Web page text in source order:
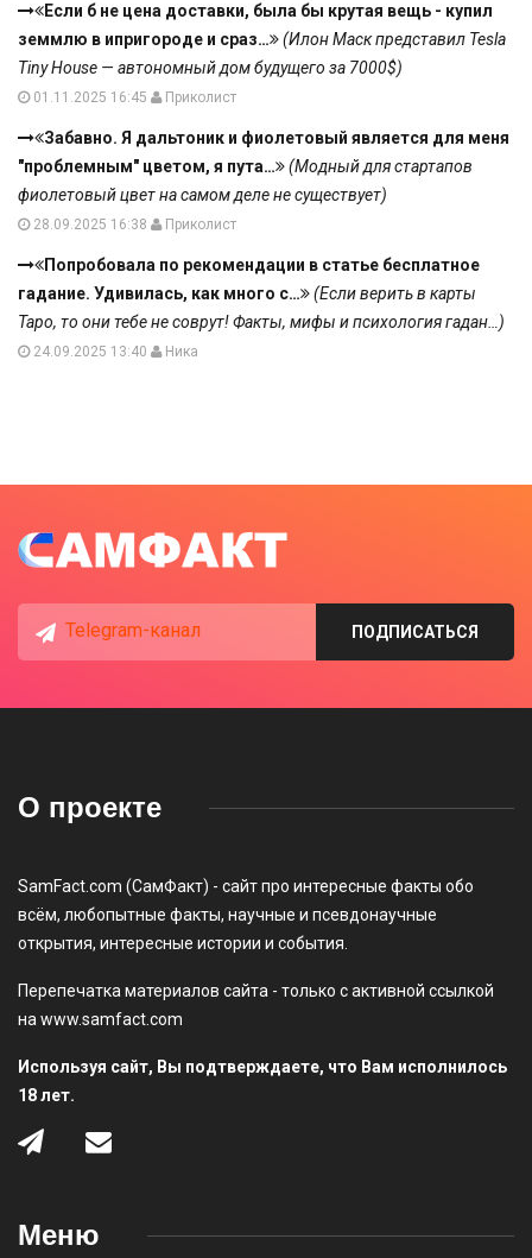
Если б не цена доставки, была бы крутая вещь - купил
земмлю в ипригороде и сраз…
(Илон Маск представил Tesla
Tiny House — автономный дом будущего за 7000$)
01.11.2025 16:45 Приколист
Забавно. Я дальтоник и фиолетовый является для меня
"проблемным" цветом, я пута…
(Модный для стартапов
фиолетовый цвет на самом деле не существует)
28.09.2025 16:38 Приколист
Попробовала по рекомендации в статье бесплатное
гадание. Удивилась, как много с…
(Если верить в карты
Таро, то они тебе не соврут! Факты, мифы и психология гадан…)
24.09.2025 13:40 Ника
Telegram-канал ПОДПИСАТЬСЯ
О проекте
SamFact.com (СамФакт) - сайт про интересные факты обо
всём, любопытные факты, научные и псевдонаучные
открытия, интересные истории и события.
Перепечатка материалов сайта - только с активной ссылкой
на www.samfact.com
Используя сайт, Вы подтверждаете, что Вам исполнилось
18 лет.
Меню